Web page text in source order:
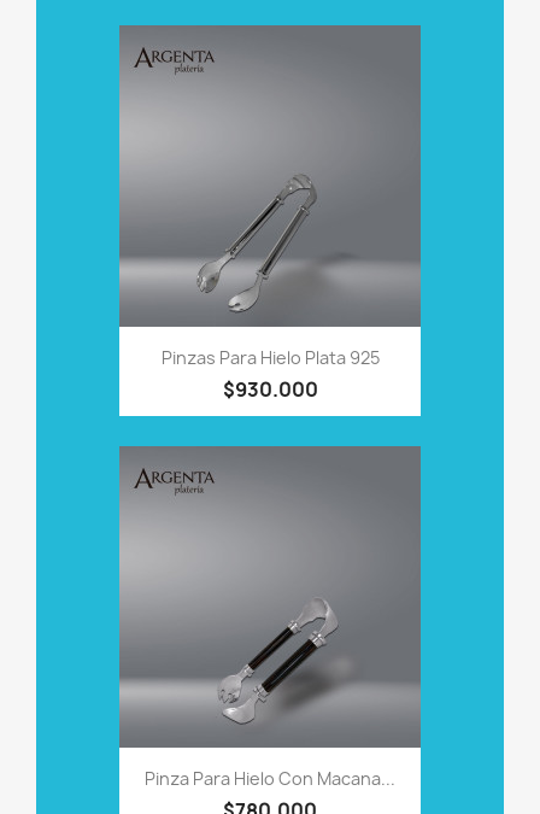
Pinzas Para Hielo Plata 925
$930.000
Pinza Para Hielo Con Macana...